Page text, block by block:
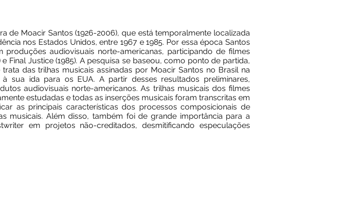
de Moacir Santos (1926-2006), que está temporalmente localizada
nos Estados Unidos, entre 1967 e 1985. Por essa época Santos
audiovisuais norte-americanas, participando de filmes
Final Justice (1985). A pesquisa se baseou, como ponto de partida,
das trilhas musicais assinadas por Moacir Santos no Brasil na
sua ida para os EUA. A partir desses resultados preliminares,
audiovisuais norte-americanos. As trilhas musicais dos filmes
estudadas e todas as inserções musicais foram transcritas em
as principais características dos processos composicionais de
musicais. Além disso, também foi de grande importância para a
em projetos não-creditados, desmitificando especulações